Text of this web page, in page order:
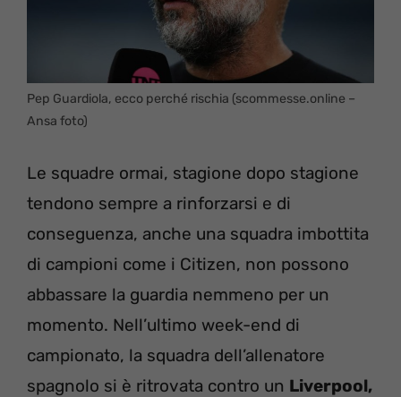
Pep Guardiola, ecco perché rischia (scommesse.online –
Ansa foto)
Le squadre ormai, stagione dopo stagione
tendono sempre a rinforzarsi e di
conseguenza, anche una squadra imbottita
di campioni come i Citizen, non possono
abbassare la guardia nemmeno per un
momento. Nell’ultimo week-end di
campionato, la squadra dell’allenatore
spagnolo si è ritrovata contro un Liverpool,